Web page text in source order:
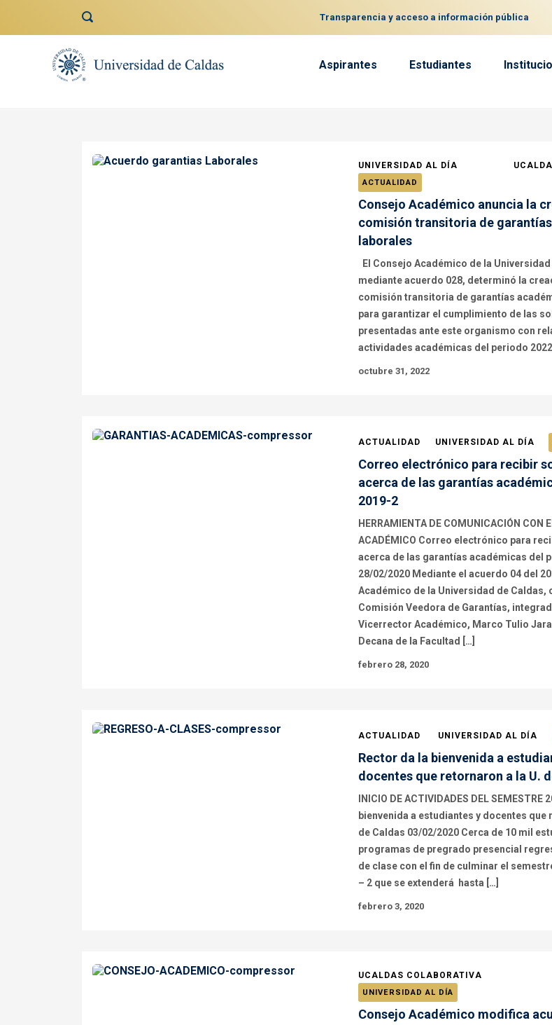
Transparencia y acceso a información pública
Aspirantes Estudiantes
UNIVERSIDAD AL DÍA
ACTUALIDAD
Consejo Académico anuncia la
comisión transitoria de
laborales
El Consejo Académico de la
mediante acuerdo 028, determinó la
comisión transitoria de garantías
para garantizar el cumplimiento de las
presentadas ante este organismo con
actividades académicas del periodo
octubre 31, 2022
ACTUALIDAD UNIVERSIDAD AL DÍA
Correo electrónico para recibir
acerca de las garantías
2019-2
HERRAMIENTA DE COMUNICACIÓN CON
ACADÉMICO Correo electrónico para
acerca de las garantías académicas del
28/02/2020 Mediante el acuerdo 04 del
Académico de la Universidad de Caldas,
Comisión Veedora de Garantías,
Vicerrector Académico, Marco Tulio
Decana de la Facultad […]
febrero 28, 2020
ACTUALIDAD UNIVERSIDAD AL DÍA
Rector da la bienvenida a
docentes que retornaron a la U.
INICIO DE ACTIVIDADES DEL
bienvenida a estudiantes y docentes que
de Caldas 03/02/2020 Cerca de 10 mil
programas de pregrado presencial
de clase con el fin de culminar el
– 2 que se extenderá hasta […]
febrero 3, 2020
UCALDAS COLABORATIVA
UNIVERSIDAD AL DÍA
Consejo Académico modifica